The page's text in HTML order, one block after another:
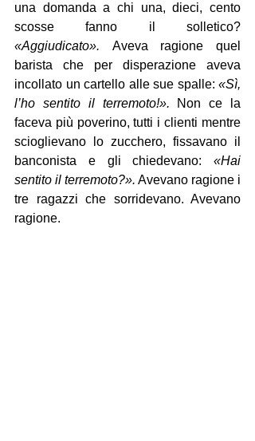
una domanda a chi una, dieci, cento
scosse fanno il solletico?
«Aggiudicato». Aveva ragione quel
barista che per disperazione aveva
incollato un cartello alle sue spalle: «Sì,
l’ho sentito il terremoto!». Non ce la
faceva più poverino, tutti i clienti mentre
scioglievano lo zucchero, fissavano il
banconista e gli chiedevano: «Hai
sentito il terremoto?». Avevano ragione i
tre ragazzi che sorridevano. Avevano
ragione.